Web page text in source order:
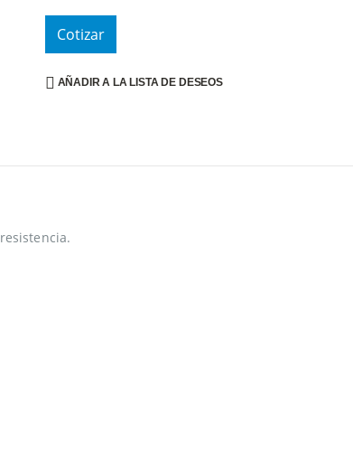
Cotizar
AÑADIR A LA LISTA DE DESEOS